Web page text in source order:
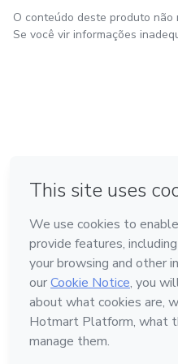
O conteúdo deste produto
Se você vir informações
Feito com ❤ na Cidade do
Conheça a Hotmart
Idioma
Português